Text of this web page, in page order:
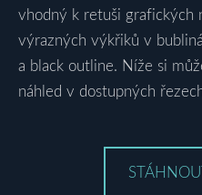
vhodný k retuši grafických
výrazných výkřiků v
a black outline. Níže si
náhled v dostupných